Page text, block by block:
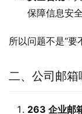
保障信息安全
所以问题不是“要
二、公司邮
263 企业邮